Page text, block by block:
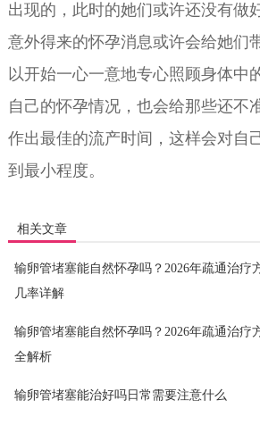
出现的，此时的她们或许还没有做
意外得来的怀孕消息或许会给她们
以开始一心一意地专心照顾身体中
自己的怀孕情况，也会给那些还不
作出最佳的流产时间，这样会对自
到最小程度。
相关文章
输卵管堵塞能自然怀孕吗？2026年疏通治疗
几率详解
输卵管堵塞能自然怀孕吗？2026年疏通治疗
全解析
输卵管堵塞能治好吗日常需要注意什么